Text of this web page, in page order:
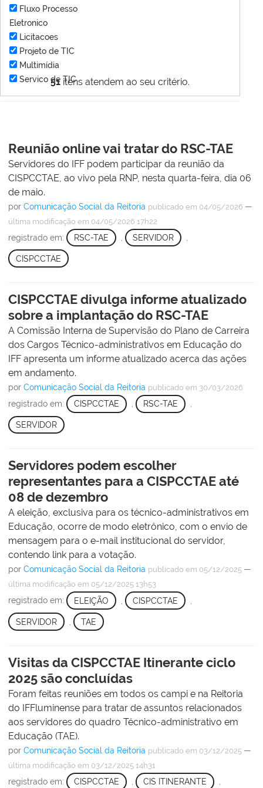
51 itens atendem ao seu critério.
Fluxo Processo
Eletronico
Licitacoes
Projeto de TIC
Multimídia
Servico de TIC
Reunião online vai tratar do RSC-TAE
Servidores do IFF podem participar da reunião da
CISPCCTAE, ao vivo pela RNP, nesta quarta-feira, dia 06
de maio.
por Comunicação Social da Reitoria publicado em 04/05/2026 —
última modificação em 04/05/2026 17h22
registrado em: RSC-TAE SERVIDOR
CISPCCTAE
CISPCCTAE divulga informe atualizado
sobre a implantação do RSC-TAE
A Comissão Interna de Supervisão do Plano de Carreira
dos Cargos Técnico-administrativos em Educação do
IFF apresenta um informe atualizado acerca das ações
em andamento.
por Comunicação Social da Reitoria publicado em 30/03/2026
registrado em: CISPCCTAE , RSC-TAE ,
SERVIDOR
Servidores podem escolher
representantes para a CISPCCTAE até
08 de dezembro
A eleição, exclusiva para os técnico-administrativos em
Educação, ocorre de modo eletrônico, com o envio de
mensagem para o e-mail institucional do servidor,
contendo link para a votação.
por Comunicação Social da Reitoria publicado em 05/12/2025 —
última modificação em 05/12/2025 13h53
registrado em: ELEIÇÃO CISPCCTAE
SERVIDOR TAE
Visitas da CISPCCTAE Itinerante ciclo
2025 são concluídas
Foram feitas reuniões em todos os campi e na Reitoria
do IFFluminense para tratar de assuntos relacionados
aos servidores do quadro Técnico-administrativo em
Educação (TAE).
por Comunicação Social da Reitoria publicado em 03/12/2025 —
última modificação em 03/12/2025 14h31
registrado em: CISPCCTAE , CIS ITINERANTE ,